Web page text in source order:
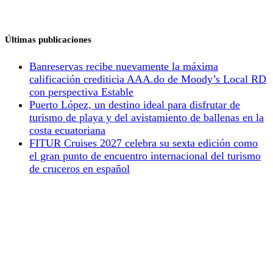
Últimas publicaciones
Banreservas recibe nuevamente la máxima
calificación crediticia AAA.do de Moody’s Local RD
con perspectiva Estable
Puerto López, un destino ideal para disfrutar de
turismo de playa y del avistamiento de ballenas en la
costa ecuatoriana
FITUR Cruises 2027 celebra su sexta edición como
el gran punto de encuentro internacional del turismo
de cruceros en español